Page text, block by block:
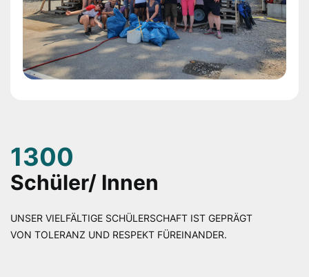
1300
Schüler/ Innen
UNSER VIELFÄLTIGE SCHÜLERSCHAFT IST GEPRÄGT
VON TOLERANZ UND RESPEKT FÜREINANDER.